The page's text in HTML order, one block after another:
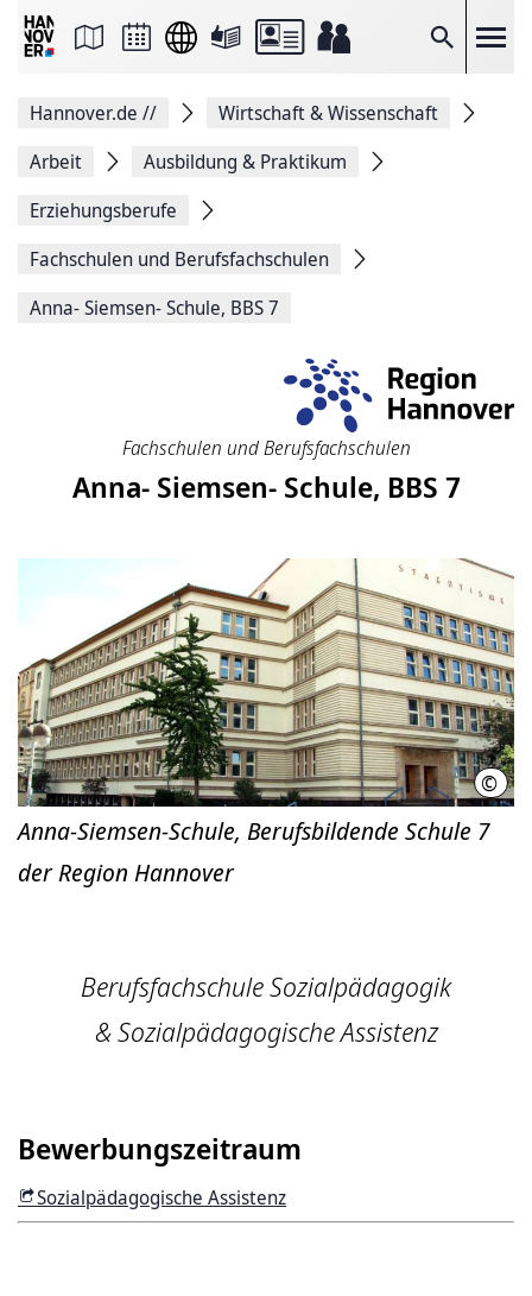
Suche
Seite
Facebook
teilen
Seitenlink
Seite
Hannover.de //
Wirtschaft & Wissenschaft
Arbeit
Ausbildung & Praktikum
Erziehungsberufe
Fachschulen und Berufsfachschulen
Anna- Siemsen- Schule, BBS 7
Fachschulen und Berufsfachschulen
Anna- Siemsen- Schule, BBS 7
©
Anna-Siemsen-Schule, Berufsbildende Schule 7
der Region Hannover
Berufsfachschule Sozialpädagogik
& Sozialpädagogische Assistenz
Bewerbungszeitraum
Sozialpädagogische Assistenz